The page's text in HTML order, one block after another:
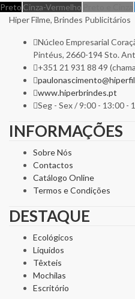
Preto Cinza-Vermelho
Hiper Filme, Brindes Publicitários
Núcleo Empresarial
Pintéus, 2660-194 Sto.
+351 21 931 88 49
www.hiperbrindes.pt
Seg - Sex / 9:00 - 13:00 -
INFORMAÇÕES
Sobre Nós
Contactos
Catálogo Online
Termos e Condições
DESTAQUE
Ecológicos
Líquidos
Têxteis
Mochilas
Escritório